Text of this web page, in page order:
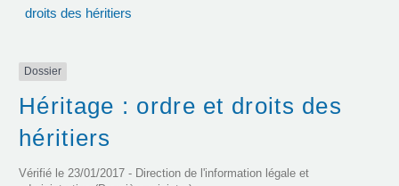
droits des héritiers
Dossier
Héritage : ordre et droits des
héritiers
Vérifié le 23/01/2017 - Direction de l'information légale et